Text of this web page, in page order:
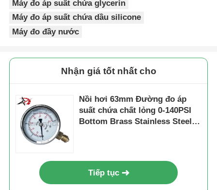
Máy đo áp suất chứa glycerin
Máy đo áp suất chứa dầu silicone
Máy đo đầy nước
Nhận giá tốt nhất cho
Nồi hơi 63mm Đường đo áp
suất chứa chất lỏng 0-140PSI
Bottom Brass Stainless Steel
Tiếp tục